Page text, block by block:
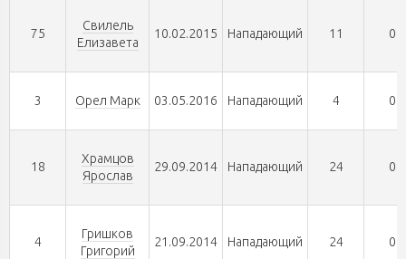
75
Свилель
Елизавета
10.02.2015 Нападающий 11 0
3 Орел Марк 03.05.2016 Нападающий 4 0
18
Храмцов
Ярослав
29.09.2014 Нападающий 24 0
4
Гришков
Григорий
21.09.2014 Нападающий 24 0